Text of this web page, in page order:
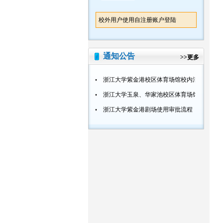
校外用户使用自注册账户登陆
通知公告 >>更多
浙江大学紫金港校区体育场馆校内活动使用
浙江大学玉泉、华家池校区体育场馆校内活动
浙江大学紫金港剧场使用审批流程